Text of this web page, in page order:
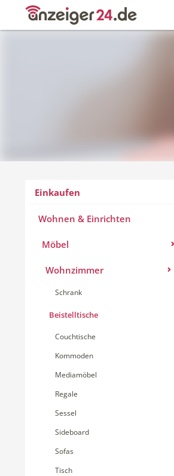
Einkaufen
Wohnen & Einrichten
Möbel
Wohnzimmer
Schrank
Beistelltische
Couchtische
Kommoden
Mediamöbel
Regale
Sessel
Sideboard
Sofas
Tisch